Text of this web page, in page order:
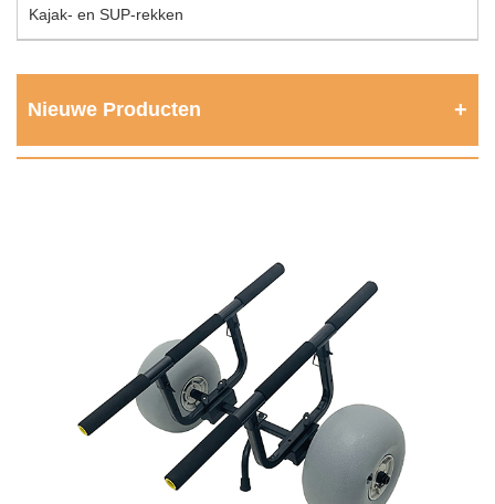
Kajak- en SUP-rekken
Nieuwe Producten